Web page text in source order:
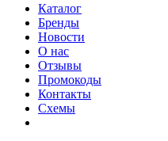
Каталог
Бренды
Новости
О нас
Отзывы
Промокоды
Контакты
Схемы